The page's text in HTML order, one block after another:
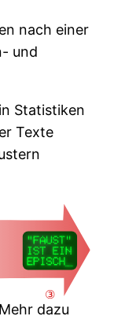
nach einer
und
Statistiken
Texte
dazu